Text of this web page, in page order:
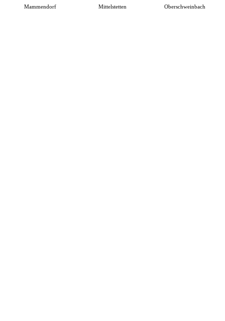
Mammendorf Mittelstetten Oberschweinbach